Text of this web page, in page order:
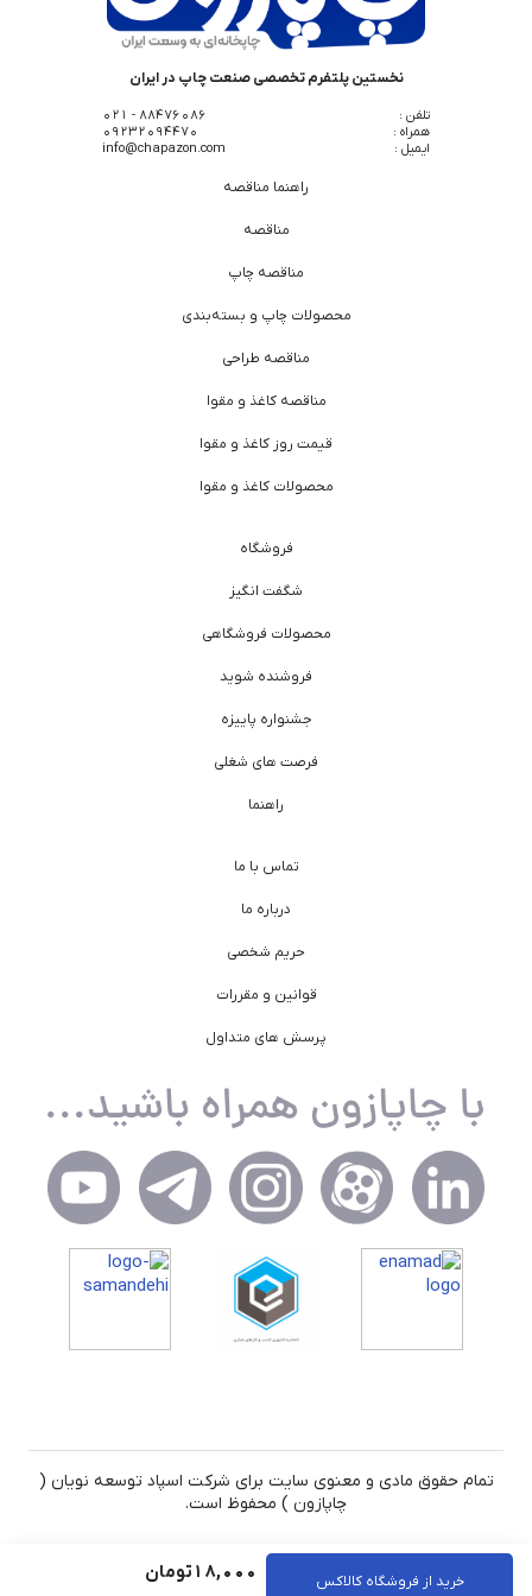
خرید از فروشگاه کالاکس 18,000 تومان
نخستین پلتفرم تخصصی صنعت چاپ در ایران
تلفن :
88476086 - 021
همراه :
09232094470
ایمیل :
info@chapazon.com
راهنما مناقصه
مناقصه
مناقصه چاپ
محصولات چاپ و بسته‌بندی
مناقصه طراحی
مناقصه کاغذ و مقوا
قیمت روز کاغذ و مقوا
محصولات کاغذ و مقوا
فروشگاه
شگفت انگیز
محصولات فروشگاهی
فروشنده شوید
جشنواره پاییزه
فرصت های شغلی
راهنما
تماس با ما
درباره ما
حریم شخصی
قوانین و مقررات
پرسش های متداول
تمام حقوق مادی و معنوی سایت برای شرکت اسپاد توسعه نویان (
چاپازون ) محفوظ است.